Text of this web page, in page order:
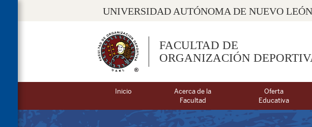
UNIVERSIDAD AUTÓNOMA DE NUEVO LEÓN
FACULTAD DE
ORGANIZACIÓN
Inicio
Acerca de la
Facultad
Oferta
Educativa